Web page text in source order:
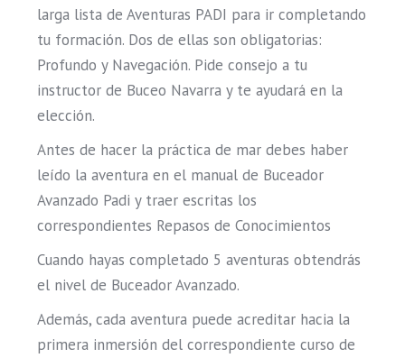
larga lista de Aventuras PADI para ir completando
tu formación. Dos de ellas son obligatorias:
Profundo y Navegación. Pide consejo a tu
instructor de Buceo Navarra y te ayudará en la
elección.
Antes de hacer la práctica de mar debes haber
leído la aventura en el manual de Buceador
Avanzado Padi y traer escritas los
correspondientes Repasos de Conocimientos
Cuando hayas completado 5 aventuras obtendrás
el nivel de Buceador Avanzado.
Además, cada aventura puede acreditar hacia la
primera inmersión del correspondiente curso de